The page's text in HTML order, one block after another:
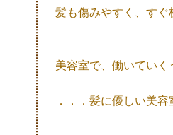
髪も傷みやすく、すぐ
美容室で、働いていく
．．．髪に優しい美容